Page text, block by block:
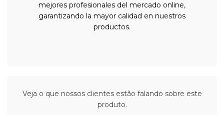
mejores profesionales del mercado online,
garantizando la mayor calidad en nuestros
productos.
Veja o que nossos clientes estão falando sobre este
produto.